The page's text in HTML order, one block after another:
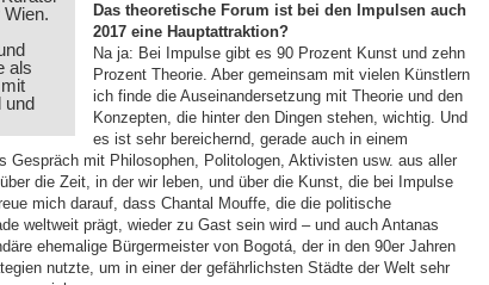
als
und
Das theoretische Forum ist bei den Impulsen auch
2017 eine Hauptattraktion?
Na ja: Bei Impulse gibt es 90 Prozent Kunst und zehn
Prozent Theorie. Aber gemeinsam mit vielen Künstlern
ich finde die Auseinandersetzung mit Theorie und den
Konzepten, die hinter den Dingen stehen, wichtig. Und
es ist sehr bereichernd, gerade auch in einem
Gespräch mit Philosophen, Politologen, Aktivisten usw. aus aller
die Zeit, in der wir leben, und über die Kunst, die bei Impulse
mich darauf, dass Chantal Mouffe, die die politische
weltweit prägt, wieder zu Gast sein wird – und auch Antanas
ehemalige Bürgermeister von Bogotá, der in den 90er Jahren
nutzte, um in einer der gefährlichsten Städte der Welt sehr